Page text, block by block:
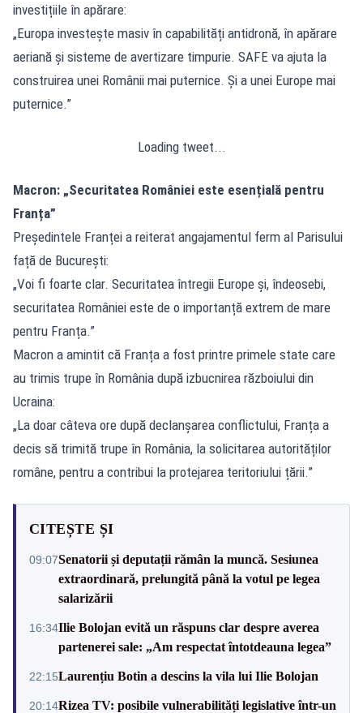
investițiile în apărare:
„Europa investește masiv în capabilități antidronă, în apărare
aeriană și sisteme de avertizare timpurie. SAFE va ajuta la
construirea unei Românii mai puternice. Și a unei Europe mai
puternice.”
Loading tweet...
Macron: „Securitatea României este esențială pentru
Franța”
Președintele Franței a reiterat angajamentul ferm al Parisului
față de București:
„Voi fi foarte clar. Securitatea întregii Europe și, îndeosebi,
securitatea României este de o importanță extrem de mare
pentru Franța.”
Macron a amintit că Franța a fost printre primele state care
au trimis trupe în România după izbucnirea războiului din
Ucraina:
„La doar câteva ore după declanșarea conflictului, Franța a
decis să trimită trupe în România, la solicitarea autorităților
române, pentru a contribui la protejarea teritoriului țării.”
CITEȘTE ȘI
09:07Senatorii și deputații rămân la muncă. Sesiunea
extraordinară, prelungită până la votul pe legea
salarizării
16:34Ilie Bolojan evită un răspuns clar despre averea
partenerei sale: „Am respectat întotdeauna legea”
22:15Laurențiu Botin a descins la vila lui Ilie Bolojan
20:14Rizea TV: posibile vulnerabilități legislative într-un